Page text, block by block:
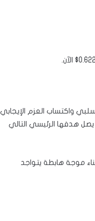
واكتساب العزم الإيجابي
يصل هدفها الرئيسي التالي
إضافي وبناء موجة هابطة يتواجد